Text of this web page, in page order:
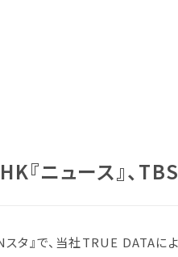
ニュース』、
タ』で、当社TRUE DATA